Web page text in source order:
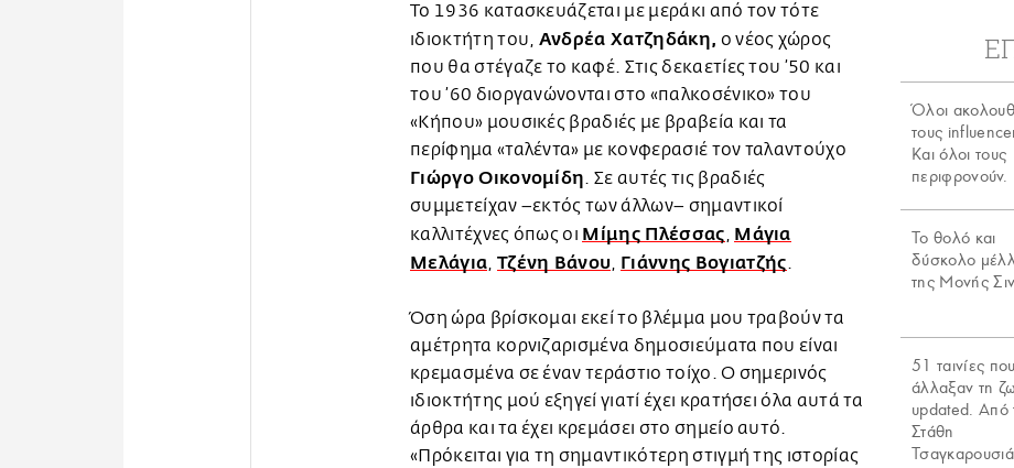
Όλοι
τους
Και όλοι τους
περιφρονούν.
Το θολό και
δύσκολο
της Μονής
51 ταινίες
άλλαξαν τη
updated. Aπό
Στάθη
Το 1936 κατασκευάζεται με μεράκι από τον τότε
ιδιοκτήτη του, Ανδρέα Χατζηδάκη, ο νέος χώρος
που θα στέγαζε το καφέ. Στις δεκαετίες του ’50 και
του ’60 διοργανώνονται στο «παλκοσένικο» του
«Κήπου» μουσικές βραδιές με βραβεία και τα
περίφημα «ταλέντα» με κονφερασιέ τον ταλαντούχο
Γιώργο Οικονομίδη. Σε αυτές τις βραδιές
συμμετείχαν –εκτός των άλλων– σημαντικοί
καλλιτέχνες όπως οι Μίμης Πλέσσας, Μάγια
Μελάγια, Τζένη Βάνου, Γιάννης Βογιατζής.
Όση ώρα βρίσκομαι εκεί το βλέμμα μου τραβούν τα
αμέτρητα κορνιζαρισμένα δημοσιεύματα που είναι
κρεμασμένα σε έναν τεράστιο τοίχο. Ο σημερινός
ιδιοκτήτης μού εξηγεί γιατί έχει κρατήσει όλα αυτά τα
άρθρα και τα έχει κρεμάσει στο σημείο αυτό.
«Πρόκειται για τη σημαντικότερη στιγμή της ιστορίας